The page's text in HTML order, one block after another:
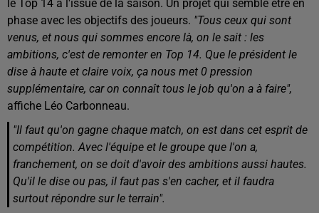
le Top 14 à l'issue de la saison. Un projet qui semble être en
phase avec les objectifs des joueurs. "Tous ceux qui sont
venus, et nous qui sommes encore là, on le sait : les
ambitions, c'est de remonter en Top 14. Que le président le
dise à haute et claire voix, ça nous met 0 pression
supplémentaire, car on connaît tous le job qu'on a à faire",
affiche Léo Carbonneau.
"Il faut qu'on gagne chaque match, on est dans cet esprit de
compétition. Avec l'équipe et le groupe que l'on a,
franchement, on se doit d'avoir des ambitions aussi hautes.
Qu'il le dise ou pas, il faut pas s'en cacher, et il faudra
surtout répondre sur le terrain".